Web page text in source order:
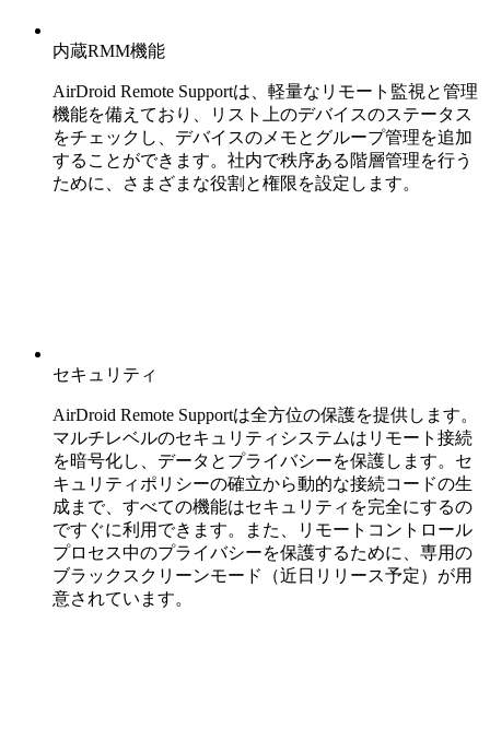
内蔵RMM機能
AirDroid Remote Supportは、軽量なリモート監視と管理
機能を備えており、リスト上のデバイスのステータス
をチェックし、デバイスのメモとグループ管理を追加
することができます。社内で秩序ある階層管理を行う
ために、さまざまな役割と権限を設定します。
セキュリティ
AirDroid Remote Supportは全方位の保護を提供します。
マルチレベルのセキュリティシステムはリモート接続
を暗号化し、データとプライバシーを保護します。セ
キュリティポリシーの確立から動的な接続コードの生
成まで、すべての機能はセキュリティを完全にするの
ですぐに利用できます。また、リモートコントロール
プロセス中のプライバシーを保護するために、専用の
ブラックスクリーンモード（近日リリース予定）が用
意されています。